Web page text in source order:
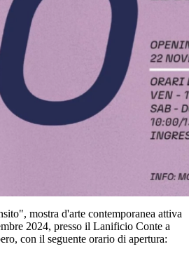
mostra d'arte contemporanea attiva
2024, presso il Lanificio Conte a
con il seguente orario di apertura: